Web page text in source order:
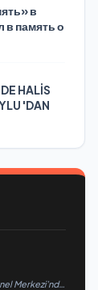
в
память о
HALİS
'DAN
Merkezi’nde